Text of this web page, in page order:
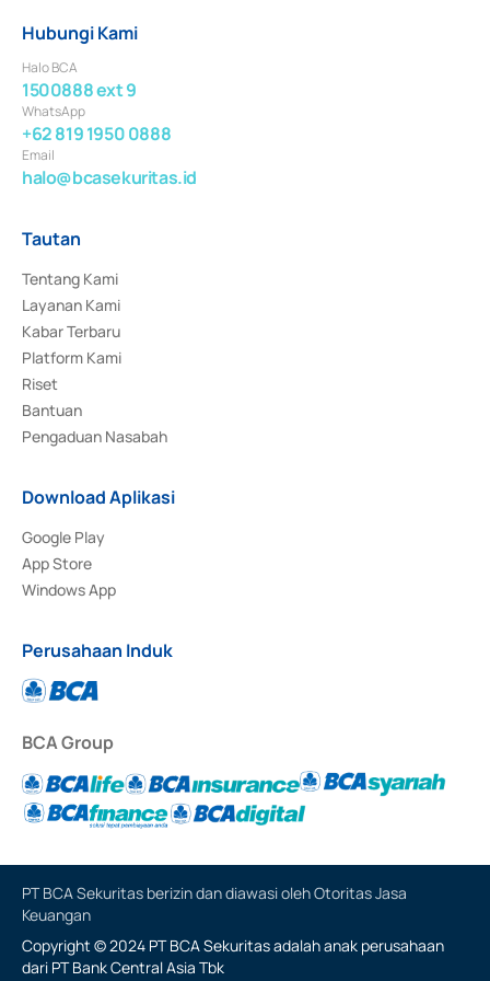
Hubungi Kami
Halo BCA
1500888 ext 9
WhatsApp
+62 819 1950 0888
Email
halo@bcasekuritas.id
Tautan
Tentang Kami
Layanan Kami
Kabar Terbaru
Platform Kami
Riset
Bantuan
Pengaduan Nasabah
Download Aplikasi
Google Play
App Store
Windows App
Perusahaan Induk
BCA Group
PT BCA Sekuritas berizin dan diawasi oleh Otoritas Jasa
Keuangan
Copyright © 2024 PT BCA Sekuritas adalah anak perusahaan
dari PT Bank Central Asia Tbk